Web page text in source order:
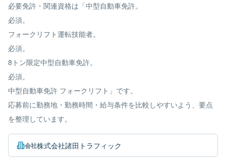
必要免許・関連資格は「中型自動車免許。
必須。
フォークリフト運転技能者。
必須。
8トン限定中型自動車免許。
必須。
中型自動車免許 フォークリフト」です。
応募前に勤務地・勤務時間・給与条件を比較しやすいよう、要点
を整理しています。
会社株式会社諸田トラフィック